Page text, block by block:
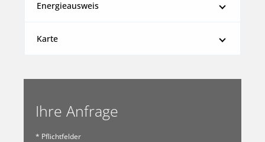
Energieausweis
Karte
Ihre Anfrage
* Pflichtfelder